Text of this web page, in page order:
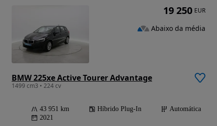
BMW 225xe Active Tourer Advantage
1499 cm3 • 224 cv
43 951 km Híbrido Plug-In
Automática
2021
19 250 EUR
Abaixo da média